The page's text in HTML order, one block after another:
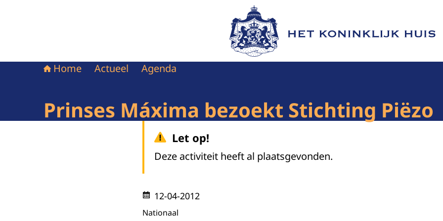
Naar de homepage van Het Koninklijk Huis
Home Actueel Agenda
Prinses Máxima bezoekt Stichting Piëzo
Let op!
Deze activiteit heeft al plaatsgevonden.
12-04-2012
Nationaal